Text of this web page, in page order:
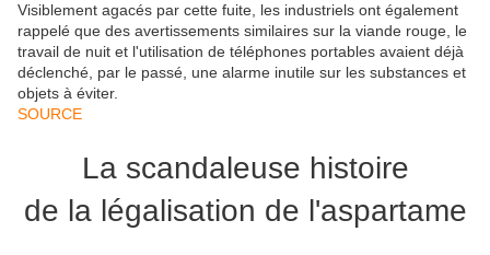
Visiblement agacés par cette fuite, les industriels ont également
rappelé que des avertissements similaires sur la viande rouge, le
travail de nuit et l'utilisation de téléphones portables avaient déjà
déclenché, par le passé, une alarme inutile sur les substances et
objets à éviter.
SOURCE
La scandaleuse histoire
de la légalisation de l'aspartame